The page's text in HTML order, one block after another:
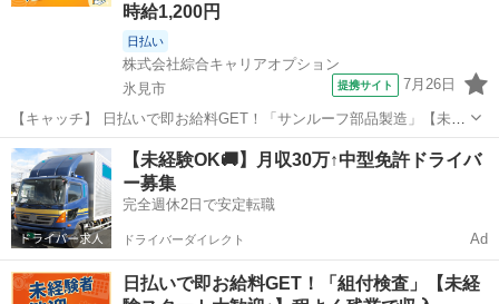
時給1,200円
日払い
株式会社綜合キャリアオプション
氷見市
提携サイト 7月26日
【キャッチ】 日払いで即お給料GET！「サンルーフ部品製造」【未経
験でも大丈夫☆】適度に残業あって稼げる！ヘアカラーOK！高時給
1200円～1500円！ 【コメント】 製造のお仕事をお探しにおススメ♪
「未経験でも出来る...
富山 氷見市 工場
【未経験OK🚚】月収30万↑中型免許ドライバ
ー募集
完全週休2日で安定転職
ドライバーダイレクト Ad
日払いで即お給料GET！「組付検査」【未経